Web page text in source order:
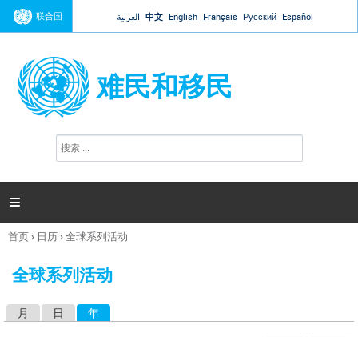
Jump to navigation
联合国 العربية 中文 English Français Русский Español
难民和移民
搜
索

你
这
首页› 日历›全球系列活动
全球系列活动
月 日 年